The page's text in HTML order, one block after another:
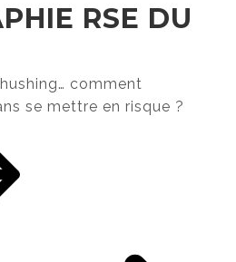
RSE DU
comment
se mettre en risque ?